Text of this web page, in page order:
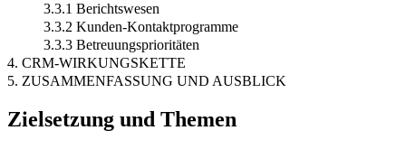
3.3.1 Berichtswesen
3.3.2 Kunden-Kontaktprogramme
3.3.3 Betreuungsprioritäten
4. CRM-WIRKUNGSKETTE
5. ZUSAMMENFASSUNG UND AUSBLICK
Zielsetzung und Themen